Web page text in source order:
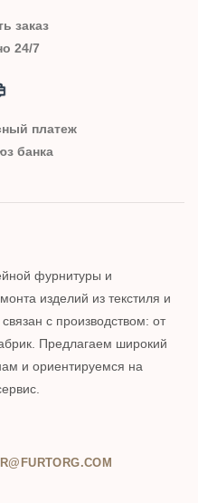
заказ
24/7
платеж
банка
фурнитуры и
изделий из текстиля и
с производством: от
Предлагаем широкий
и ориентируемся на